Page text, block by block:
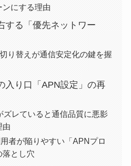
ンにする理由
する「優先ネットワー
り替えが通信安定化の鍵を握
入り口「APN設定」の再
ズレていると通信品質に悪影
由
者が陥りやすい「APNプロ
落とし穴